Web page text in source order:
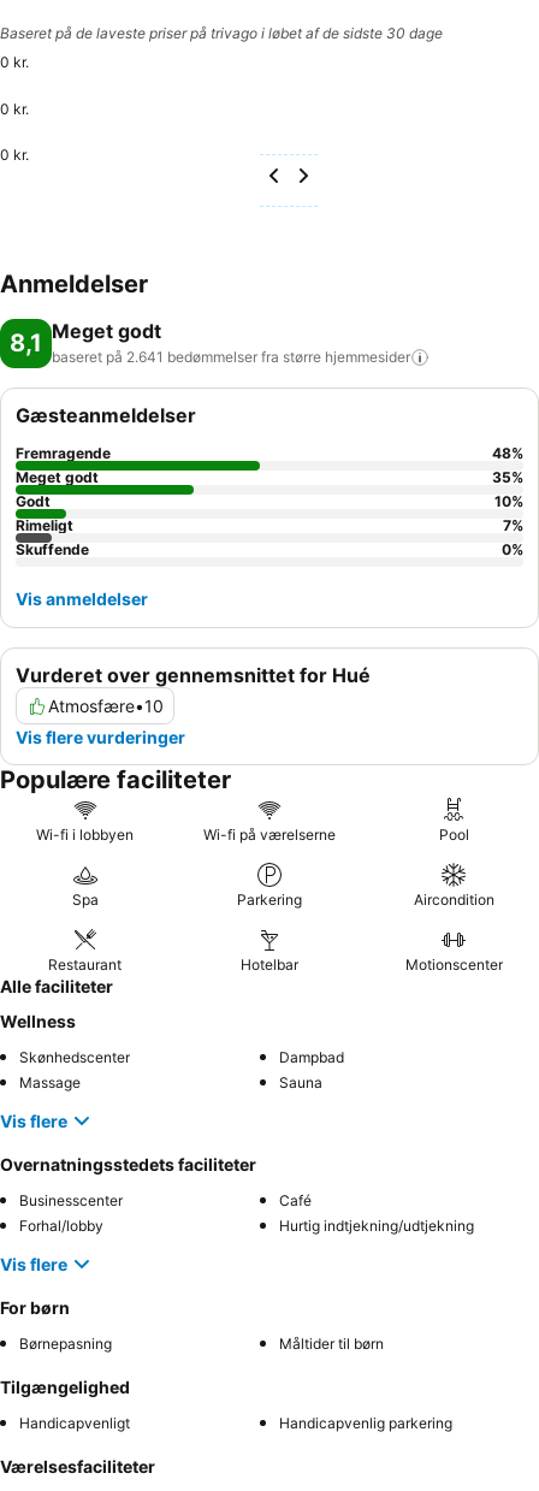
Baseret på de laveste priser på trivago i løbet af de sidste 30 dage
0 kr.
0 kr.
0 kr.
Anmeldelser
8,1 Meget godt
baseret på 2.641 bedømmelser fra større hjemmesider
Vurderet over gennemsnittet for Hué
Atmosfære•10
Vis flere vurderinger
Gæsteanmeldelser
Fremragende 48%
Meget godt
35%
Godt
10%
Rimeligt
7%
Skuffende
0%
Vis anmeldelser
Populære faciliteter
Wi-fi i lobbyen Wi-fi på værelserne Pool
Spa Parkering Aircondition
Restaurant Hotelbar Motionscenter
Alle faciliteter
Wellness
Skønhedscenter
Dampbad
Massage
Sauna
Vis flere
Overnatningsstedets faciliteter
Businesscenter
Café
Forhal/lobby
Hurtig indtjekning/udtjekning
Vis flere
For børn
Børnepasning Måltider til børn
Tilgængelighed
Handicapvenligt Handicapvenlig parkering
Værelsesfaciliteter